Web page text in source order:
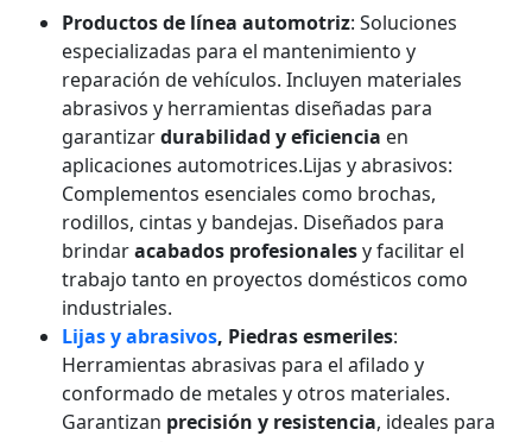
Productos de línea automotriz: Soluciones
especializadas para el mantenimiento y
reparación de vehículos. Incluyen materiales
abrasivos y herramientas diseñadas para
garantizardurabilidad y eficiencia en
aplicaciones automotrices.Lijas y abrasivos:
Complementos esenciales como brochas,
rodillos, cintas y bandejas. Diseñados para
brindaracabados profesionalesy facilitar el
trabajo tanto en proyectos domésticos como
industriales.
Lijas y abrasivos, Piedras esmeriles:
Herramientas abrasivas para el afilado y
conformado de metales y otros materiales.
Garantizan precisión y resistencia, ideales para